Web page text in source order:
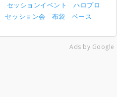
セッションイベント
ハロプロ
セッション会 布袋
ベース
Ads by Google